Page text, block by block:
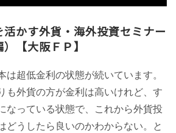
活かす外貨・海外投資セミナー
）【大阪ＦＰ】
は超低金利の状態が続いています。
も外貨の方が金利は高いけれど、す
なっている状態で、これから外貨投
どうしたら良いのかわからない。と